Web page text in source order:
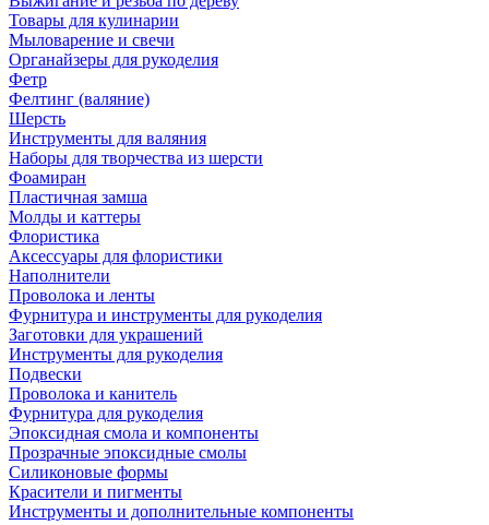
Товары для кулинарии
Мыловарение и свечи
Органайзеры для рукоделия
Фетр
Фелтинг (валяние)
Шерсть
Инструменты для валяния
Наборы для творчества из шерсти
Фоамиран
Пластичная замша
Молды и каттеры
Флористика
Аксессуары для флористики
Наполнители
Проволока и ленты
Фурнитура и инструменты для рукоделия
Заготовки для украшений
Инструменты для рукоделия
Подвески
Проволока и канитель
Фурнитура для рукоделия
Эпоксидная смола и компоненты
Прозрачные эпоксидные смолы
Силиконовые формы
Красители и пигменты
Инструменты и дополнительные компоненты